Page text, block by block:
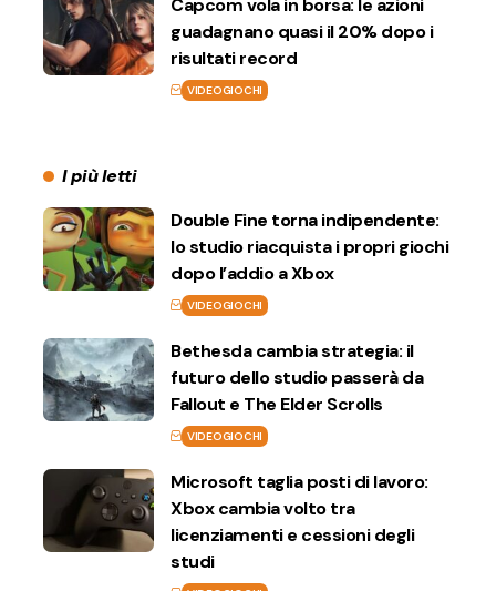
guadagnano quasi il 20% dopo i
risultati record
VIDEOGIOCHI
I più letti
Double Fine torna indipendente:
lo studio riacquista i propri giochi
dopo l’addio a Xbox
VIDEOGIOCHI
Bethesda cambia strategia: il
futuro dello studio passerà da
Fallout e The Elder Scrolls
VIDEOGIOCHI
Microsoft taglia posti di lavoro:
Xbox cambia volto tra
licenziamenti e cessioni degli
studi